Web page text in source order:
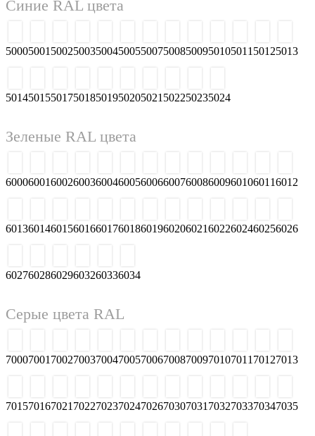
Синие RAL цвета
50005001 500250035004500550075008500950105011 50125013
5014501550175018501950205021 502250235024
Зеленые RAL цвета
6000600160026003600460056006600760086009601060116012
6013601460156016601760186019602060216022602460256026
602760286029603260336034
Серые цвета RAL
70007001 700270037004700570067008700970107011 70127013
701570167021 702270237024702670307031 7032703370347035